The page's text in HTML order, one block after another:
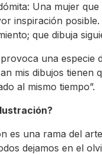
Una mujer
inspiración
que dibuja
una especie
mis dibujos tienen
al mismo tiempo”.
es una rama del
dejamos en el